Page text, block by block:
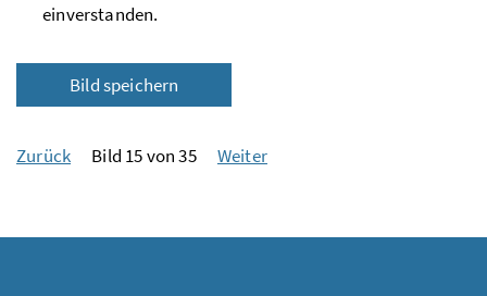
einverstanden.
Bild speichern
Zurück Bild 15 von 35 Weiter